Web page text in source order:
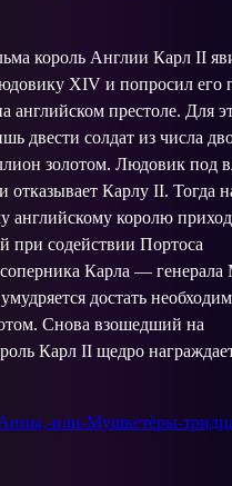
король Англии Карл II
XIV и попросил его
английском престоле. Для
двести солдат из числа
золотом. Людовик под
отказывает Карлу II. Тогда
английскому королю
при содействии Портоса
соперника Карла — генерала
достать
Снова взошедший на
Карл II щедро